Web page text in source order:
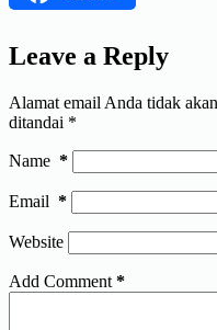
Leave a Reply
Alamat email Anda tidak
ditandai *
Name *
Email *
Website
Add Comment *